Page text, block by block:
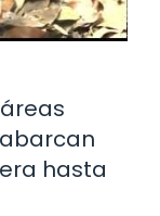
hasta